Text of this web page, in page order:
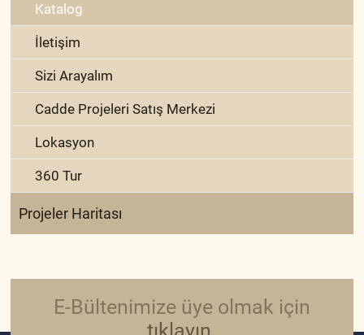
Katalog
İletişim
Sizi Arayalım
Cadde Projeleri Satış Merkezi
Lokasyon
360 Tur
Projeler Haritası
E-Bültenimize üye olmak için